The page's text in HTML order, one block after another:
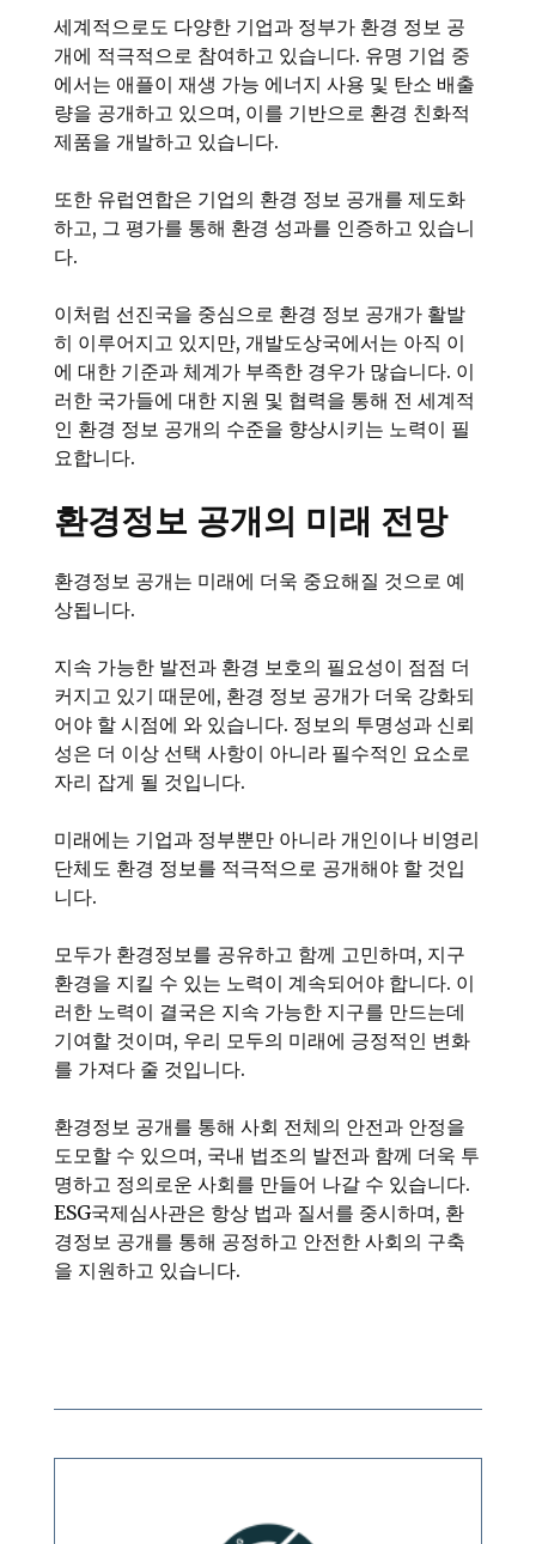
세계적으로도 다양한 기업과 정부가 환경 정보 공
개에 적극적으로 참여하고 있습니다. 유명 기업 중
에서는 애플이 재생 가능 에너지 사용 및 탄소 배출
량을 공개하고 있으며, 이를 기반으로 환경 친화적
제품을 개발하고 있습니다.
또한 유럽연합은 기업의 환경 정보 공개를 제도화
하고, 그 평가를 통해 환경 성과를 인증하고 있습니
다.
이처럼 선진국을 중심으로 환경 정보 공개가 활발
히 이루어지고 있지만, 개발도상국에서는 아직 이
에 대한 기준과 체계가 부족한 경우가 많습니다. 이
러한 국가들에 대한 지원 및 협력을 통해 전 세계적
인 환경 정보 공개의 수준을 향상시키는 노력이 필
요합니다.
환경정보 공개의 미래 전망
환경정보 공개는 미래에 더욱 중요해질 것으로 예
상됩니다.
지속 가능한 발전과 환경 보호의 필요성이 점점 더
커지고 있기 때문에, 환경 정보 공개가 더욱 강화되
어야 할 시점에 와 있습니다. 정보의 투명성과 신뢰
성은 더 이상 선택 사항이 아니라 필수적인 요소로
자리 잡게 될 것입니다.
미래에는 기업과 정부뿐만 아니라 개인이나 비영리
단체도 환경 정보를 적극적으로 공개해야 할 것입
니다.
모두가 환경정보를 공유하고 함께 고민하며, 지구
환경을 지킬 수 있는 노력이 계속되어야 합니다. 이
러한 노력이 결국은 지속 가능한 지구를 만드는데
기여할 것이며, 우리 모두의 미래에 긍정적인 변화
를 가져다 줄 것입니다.
환경정보 공개를 통해 사회 전체의 안전과 안정을
도모할 수 있으며, 국내 법조의 발전과 함께 더욱 투
명하고 정의로운 사회를 만들어 나갈 수 있습니다.
ESG국제심사관은 항상 법과 질서를 중시하며, 환
경정보 공개를 통해 공정하고 안전한 사회의 구축
을 지원하고 있습니다.